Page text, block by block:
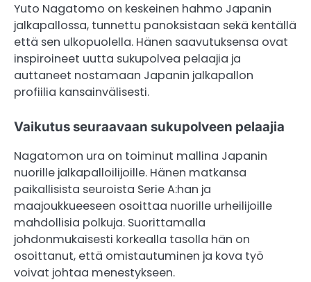
Yuto Nagatomo on keskeinen hahmo Japanin
jalkapallossa, tunnettu panoksistaan sekä kentällä
että sen ulkopuolella. Hänen saavutuksensa ovat
inspiroineet uutta sukupolvea pelaajia ja
auttaneet nostamaan Japanin jalkapallon
profiilia kansainvälisesti.
Vaikutus seuraavaan sukupolveen pelaajia
Nagatomon ura on toiminut mallina Japanin
nuorille jalkapalloilijoille. Hänen matkansa
paikallisista seuroista Serie A:han ja
maajoukkueeseen osoittaa nuorille urheilijoille
mahdollisia polkuja. Suorittamalla
johdonmukaisesti korkealla tasolla hän on
osoittanut, että omistautuminen ja kova työ
voivat johtaa menestykseen.